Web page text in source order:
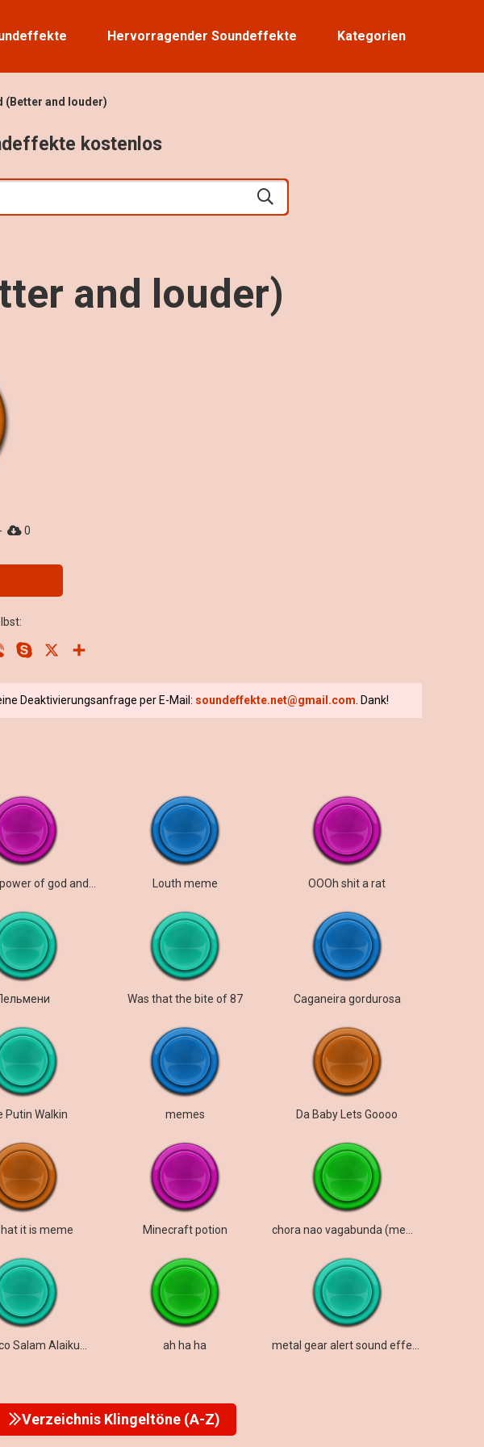
Hervorragender Soundeffekte Kategorien
(Better and louder)
kostenlos
and louder)
- 0
Viber Skype
Deaktivierungsanfrage per E-Mail: soundeffekte.net@gmail.com . Dank!
Louth meme OOOh shit a rat
Was that the bite of 87 Caganeira gordurosa
Putin Walkin memes Da Baby Lets Goooo
it is meme Minecraft potion
ah ha ha
Verzeichnis Klingeltöne (A-Z)